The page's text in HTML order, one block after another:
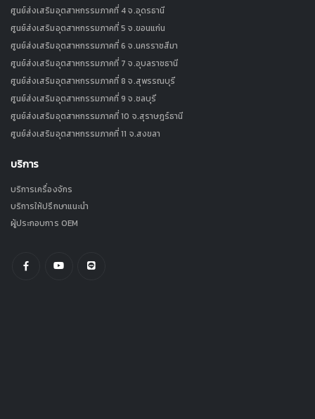
ศูนย์ส่งเสริมอุตสาหกรรมภาคที่ 4 จ.อุดรธานี
ศูนย์ส่งเสริมอุตสาหกรรมภาคที่ 5 จ.ขอนแก่น
ศูนย์ส่งเสริมอุตสาหกรรมภาคที่ 6 จ.นครราชสีมา
ศูนย์ส่งเสริมอุตสาหกรรมภาคที่ 7 จ.อุบลราชธานี
ศูนย์ส่งเสริมอุตสาหกรรมภาคที่ 8 จ.สุพรรณบุรี
ศูนย์ส่งเสริมอุตสาหกรรมภาคที่ 9 จ.ชลบุรี
ศูนย์ส่งเสริมอุตสาหกรรมภาคที่ 10 จ.สุราษฎร์ธานี
ศูนย์ส่งเสริมอุตสาหกรรมภาคที่ 11 จ.สงขลา
บริการ
บริการเครื่องจักร
บริการให้ปรึกษาแนะนำ
ผู้ประกอบการ OEM